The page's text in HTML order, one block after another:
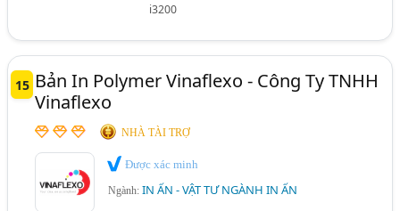
i3200
15 Bản In Polymer Vinaflexo - Công Ty TNHH
Vinaflexo
NHÀ TÀI TRỢ
Được xác minh
Ngành:IN ẤN - VẬT TƯ NGÀNH IN ẤN